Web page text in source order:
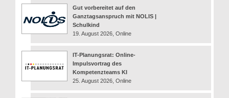
Gut vorbereitet auf den
Ganztagsanspruch mit NOLIS |
Schulkind
19. August 2026, Online
IT-Planungsrat: Online-
Impulsvortrag des
Kompetenzteams KI
25. August 2026, Online